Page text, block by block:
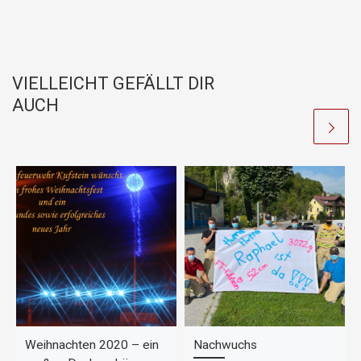
b
o
k
A Li
VIELLEICHT GEFÄLLT DIR
AUCH
Weihnachten 2020 – ein
Nachwuchs